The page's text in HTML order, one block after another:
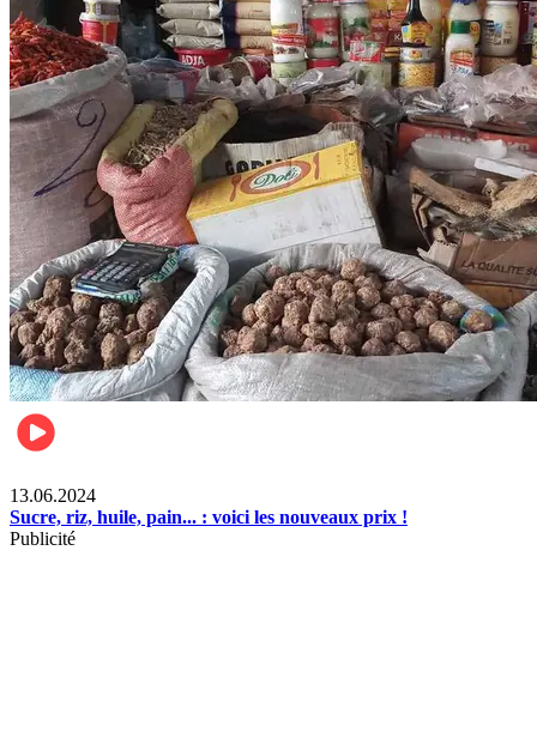
13.06.2024
Sucre, riz, huile, pain... : voici les nouveaux prix !
Publicité